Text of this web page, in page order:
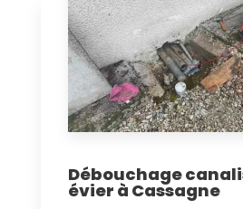
Débouchage
évier à Cassagne